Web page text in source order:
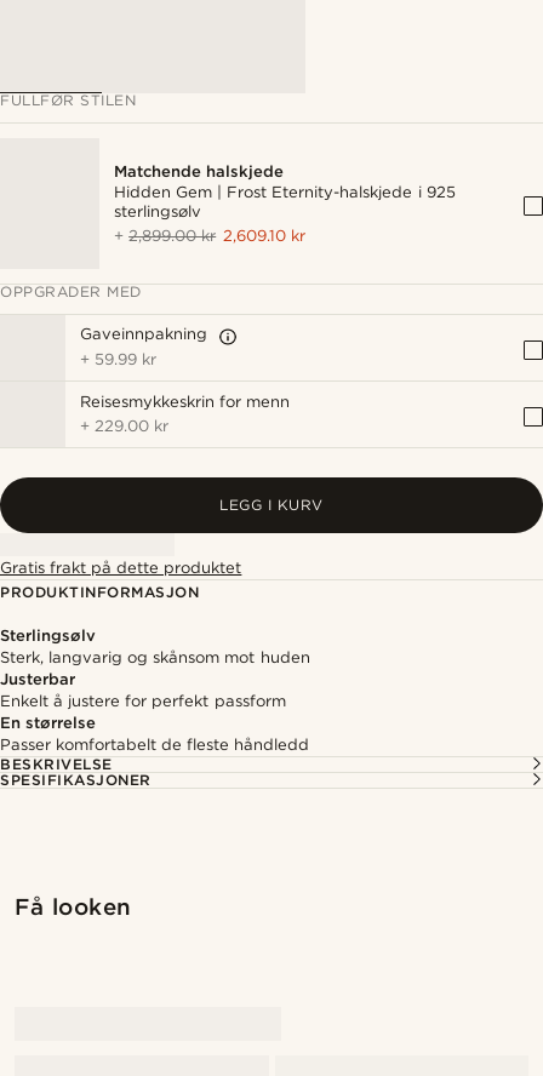
FULLFØR STILEN
Matchende halskjede
Hidden Gem | Frost Eternity-halskjede i 925
sterlingsølv
+2,899.00 kr 2,609.10 kr
OPPGRADER MED
Gaveinnpakning
+ 59.99 kr
Reisesmykkeskrin for menn
+ 229.00 kr
LEGG I KURV
Gratis frakt på dette produktet
PRODUKTINFORMASJON
Sterlingsølv
Sterk, langvarig og skånsom mot huden
Justerbar
Enkelt å justere for perfekt passform
En størrelse
Passer komfortabelt de fleste håndledd
BESKRIVELSE
SPESIFIKASJONER
Få looken